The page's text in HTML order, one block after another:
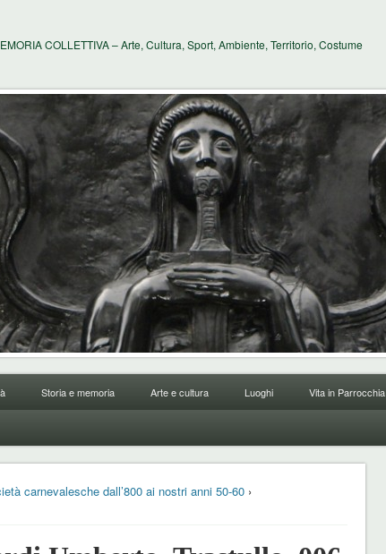
COLLETTIVA – Arte, Cultura, Sport, Ambiente, Territorio, Costume
Storia e memoria Arte e cultura Luoghi Vita in Parrocchia
carnevalesche dall’800 ai nostri anni 50-60›